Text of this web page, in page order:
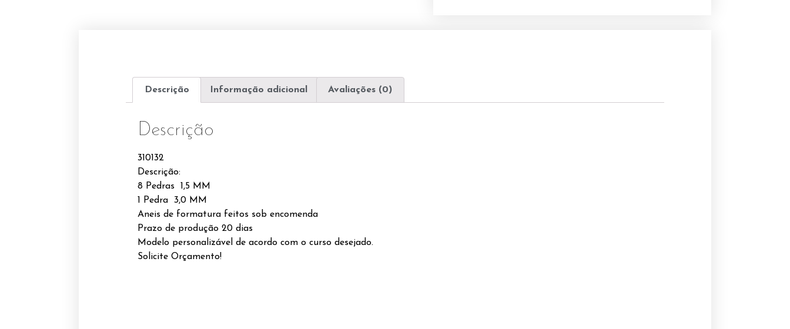
Descrição Informação adicional Avaliações (0)
Descrição
310132
Descrição:
8 Pedras 1,5 MM
1 Pedra 3,0 MM
Aneis de formatura feitos sob encomenda
Prazo de produção 20 dias
Modelo personalizável de acordo com o curso desejado.
Solicite Orçamento!